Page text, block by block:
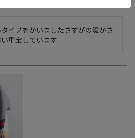
イプをかいましたさすがの暖かさ
重宝しています